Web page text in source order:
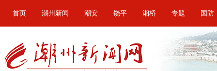
首页 潮州新闻 潮安 饶平 湘桥 专题 国防